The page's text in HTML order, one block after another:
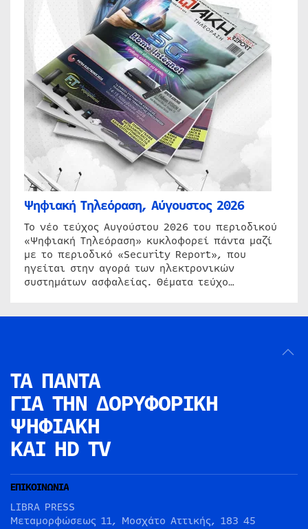
Ψηφιακή Τηλεόραση, Αύγουστος 2026
Το νέο τεύχος Αυγούστου 2026 του περιοδικού
«Ψηφιακή Τηλεόραση» κυκλοφορεί πάντα μαζί
με το περιοδικό «Security Report», που
ηγείται στην αγορά των ηλεκτρονικών
συστημάτων ασφαλείας. Θέματα τεύχο…
ΤΑ ΠΑΝΤΑ
ΓΙΑ ΤΗΝ ΔΟΡΥΦΟΡΙΚΗ
ΨΗΦΙΑΚΗ
ΚΑΙ HD TV
ΕΠΙΚΟΙΝΩΝΙΑ
LIBRA PRESS
Μεταμορφώσεως 11, Μοσχάτο Αττικής, 183 45